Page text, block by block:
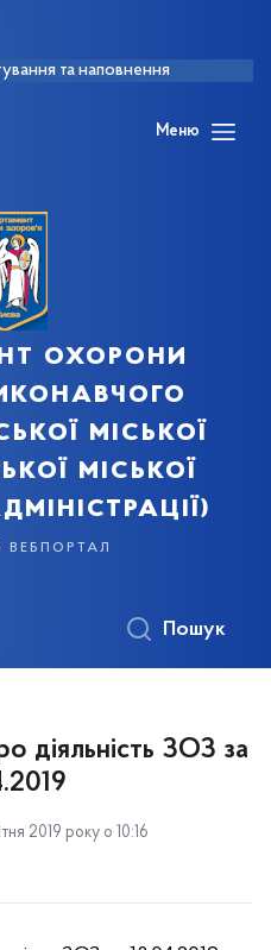
та наповнення
Меню
охорони
міської
міської
вебпортал
Пошук
діяльність ЗОЗ за
2019 року о 10:16